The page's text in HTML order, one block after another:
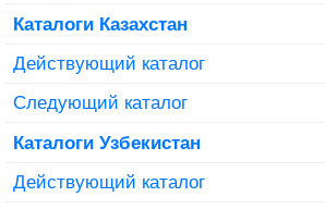
Каталоги Казахстан
Действующий каталог
Следующий каталог
Каталоги Узбекистан
Действующий каталог